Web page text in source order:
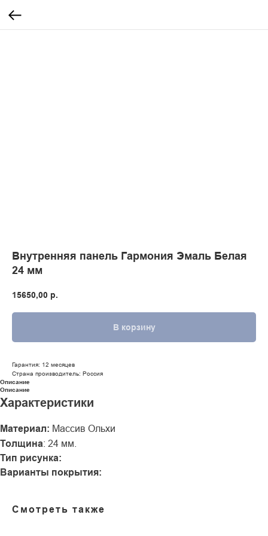
Внутренняя панель Гармония Эмаль Белая
24 мм
15650,00 р.
В корзину
Гарантия: 12 месяцев
Страна производитель: Россия
Описание
Описание
Характеристики
Материал: Массив Ольхи
Толщина: 24 мм.
Тип рисунка:
Варианты покрытия:
Смотреть также